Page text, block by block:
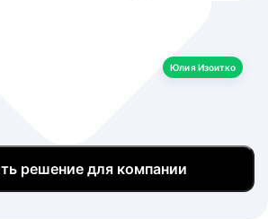
Юлия Изоитко
решение для компании